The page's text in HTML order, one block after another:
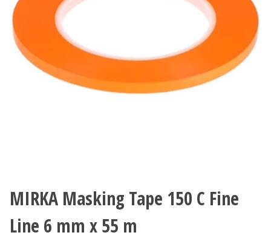
MIRKA Masking Tape 150 C Fine
Line 6 mm x 55 m